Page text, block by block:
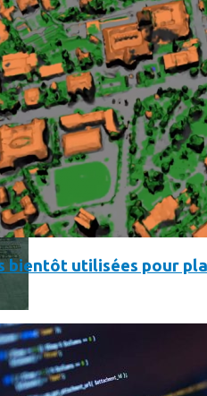
la consommation de son
faire tourner Android sur votre
bientôt utilisées pour